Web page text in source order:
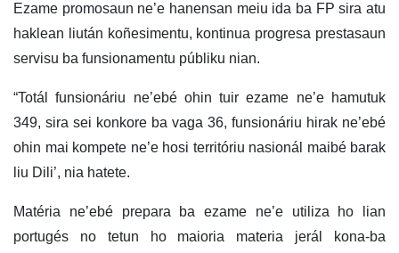
Ezame promosaun ne’e hanensan meiu ida ba FP sira atu
haklean liután koñesimentu, kontinua progresa prestasaun
servisu ba funsionamentu públiku nian.
“Totál funsionáriu ne’ebé ohin tuir ezame ne’e hamutuk
349, sira sei konkore ba vaga 36, funsionáriu hirak ne’ebé
ohin mai kompete ne’e hosi territóriu nasionál maibé barak
liu Dili’, nia hatete.
Matéria ne’ebé prepara ba ezame ne’e utiliza ho lian
portugés no tetun ho maioria materia jerál kona-ba